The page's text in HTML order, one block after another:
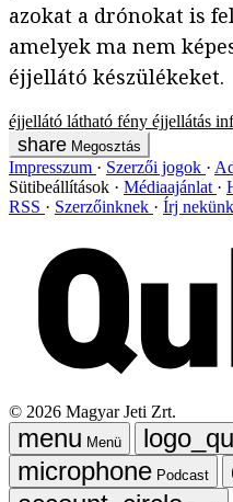
azokat a drónokat is
amelyek ma nem
éjjellátó készülékeket.
éjjellátó látható fény éjjellátás
Megosztás
Impresszum Szerzői jogok
Sütibeállítások
Médiaajánlat
RSS
Szerzőinknek Írj nekünk
© 2026 Magyar Jeti Zrt.
Menü
Podcast